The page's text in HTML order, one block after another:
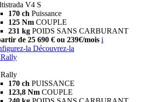
V4 S
170 ch Puissance
125 Nm COUPLE
231 kg POIDS SANS CARBURANT
de 25 690 € ou 239€/mois i
la Découvrez-la
170 ch PUISSANCE
123,8 Nm COUPLE